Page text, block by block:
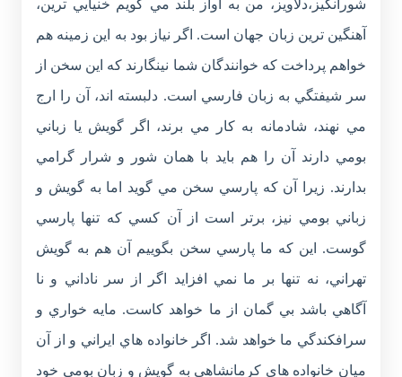
شورانگيز،دلاويز، من به آواز بلند مي گويم خنيايي ترين،
آهنگين ترين زبان جهان است. اگر نياز بود به اين زمينه هم
خواهم پرداخت که خوانندگان شما نينگارند که اين سخن از
سر شيفتگي به زبان فارسي است. دلبسته اند، آن را ارج
مي نهند، شادمانه به کار مي برند، اگر گويش يا زباني
بومي دارند آن را هم بايد با همان شور و شرار گرامي
بدارند. زيرا آن که پارسي سخن مي گويد اما به گويش و
زباني بومي نيز، برتر است از آن کسي که تنها پارسي
گوست. اين که ما پارسي سخن بگوييم آن هم به گويش
تهراني، نه تنها بر ما نمي افزايد اگر از سر ناداني و نا
آگاهي باشد بي گمان از ما خواهد کاست. مايه خواري و
سرافکندگي ما خواهد شد. اگر خانواده هاي ايراني و از آن
ميان خانواده هاي کرمانشاهي به گويش و زبان بومي خود